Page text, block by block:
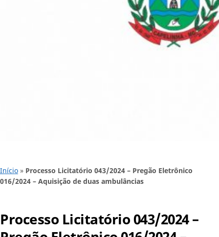
Início » Processo Licitatório 043/2024 – Pregão Eletrônico
016/2024 – Aquisição de duas ambulâncias
Processo Licitatório 043/2024 –